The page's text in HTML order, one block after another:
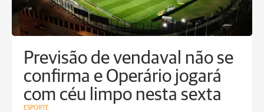
Previsão de vendaval não se
confirma e Operário jogará
com céu limpo nesta sexta
ESPORTE